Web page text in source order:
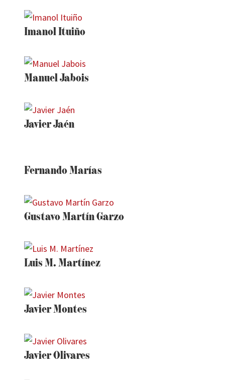
Imanol Ituiño
Manuel Jabois
Javier Jaén
Fernando Marías
Gustavo Martín Garzo
Luis M. Martínez
Javier Montes
Javier Olivares